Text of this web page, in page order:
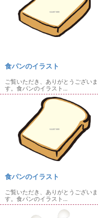
食パンのイラスト
ご覧いただき、ありがとうございま
す。食パンのイラスト...
食パンのイラスト
ご覧いただき、ありがとうございま
す。食パンのイラスト...